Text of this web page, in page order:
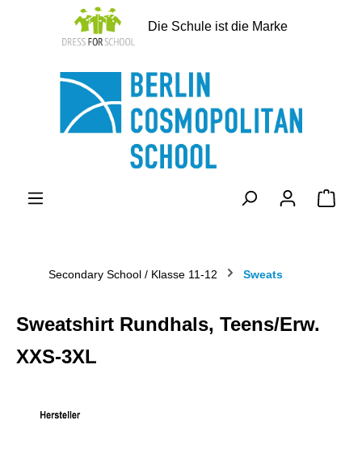
springen
Die Schule ist die Marke
Secondary School / Klasse 11-12 Sweats
Sweatshirt Rundhals, Teens/Erw.
XXS-3XL